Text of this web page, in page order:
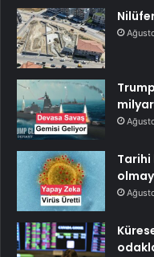
Tarihi